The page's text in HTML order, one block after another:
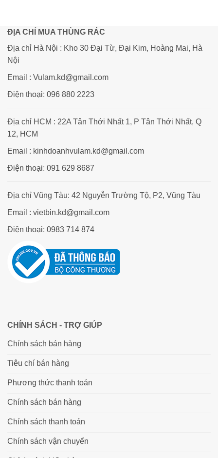
ĐỊA CHỈ MUA THÙNG RÁC
Địa chỉ Hà Nội : Kho 30 Đại Từ, Đại Kim, Hoàng Mai, Hà
Nội
Email : Vulam.kd@gmail.com
Điện thoại: 096 880 2223
Địa chỉ HCM : 22A Tân Thới Nhất 1, P Tân Thới Nhất, Q
12, HCM
Email : kinhdoanhvulam.kd@gmail.com
Điện thoại: 091 629 8687
Địa chỉ Vũng Tàu: 42 Nguyễn Trường Tộ, P2, Vũng Tàu
Email : vietbin.kd@gmail.com
Điện thoại: 0983 714 874
CHÍNH SÁCH - TRỢ GIÚP
Chính sách bán hàng
Tiêu chí bán hàng
Phương thức thanh toán
Chính sách bán hàng
Chính sách thanh toán
Chính sách vận chuyển